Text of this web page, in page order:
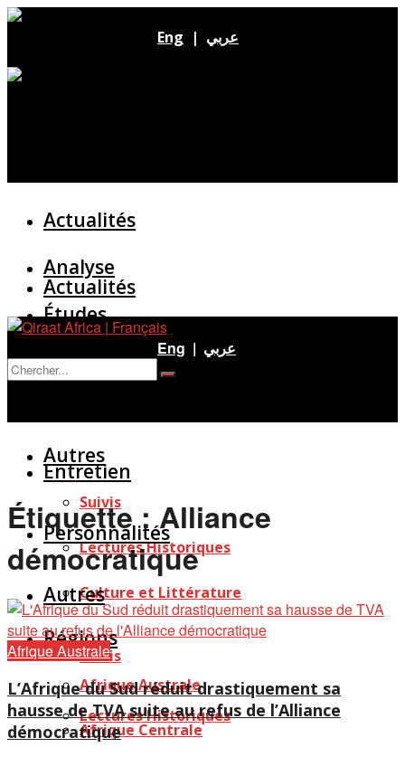
Eng | عربي
Actualités
Analyse
Études
Entretien
Autres
Suivis
Lectures Historiques
Culture et Littérature
Régions
Afrique Australe
Afrique Centrale
Actualités
Entretien
Personnalités
Autres
Suivis
Lectures Historiques
Eng | عربي
Étiquette :Alliance
démocratique
Afrique Australe
L’Afrique du Sud réduit drastiquement sa
hausse de TVA suite au refus de l’Alliance
démocratique